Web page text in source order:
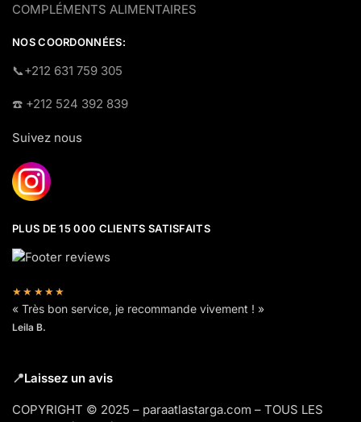
COMPLÉMENTS ALIMENTAIRES
NOS COORDONNÉES:
​📞+212 631 759 305
☎️​ +212 524 392 839
Suivez nous
PLUS DE 15 000 CLIENTS SATISFAITS
★★★★★
« Très bon service, je recommande vivement ! »
Leila B.
📍Laissez un avis
COPYRIGHT © 2025 – paraatlastarga.com – TOUS LES